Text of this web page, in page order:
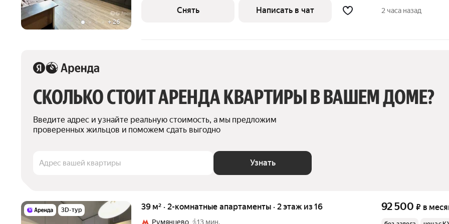
+26
Снять Написать в чат 2 часа назад
СКОЛЬКО СТОИТ АРЕНДА КВАРТИРЫ В ВАШЕМ ДОМЕ?
Введите адрес и узнайте реальную стоимость, а мы предложим
проверенных жильцов и поможем сдать выгодно
Адрес вашей квартиры Узнать
3D-тур 39 м² · 2-комнатные апартаменты · 2 этаж из 16
Румянцево 13 мин.
92 500 ₽ в